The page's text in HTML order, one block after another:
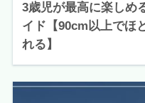
3歳児が最高に楽しめ
イド【90cm以上でほ
れる】